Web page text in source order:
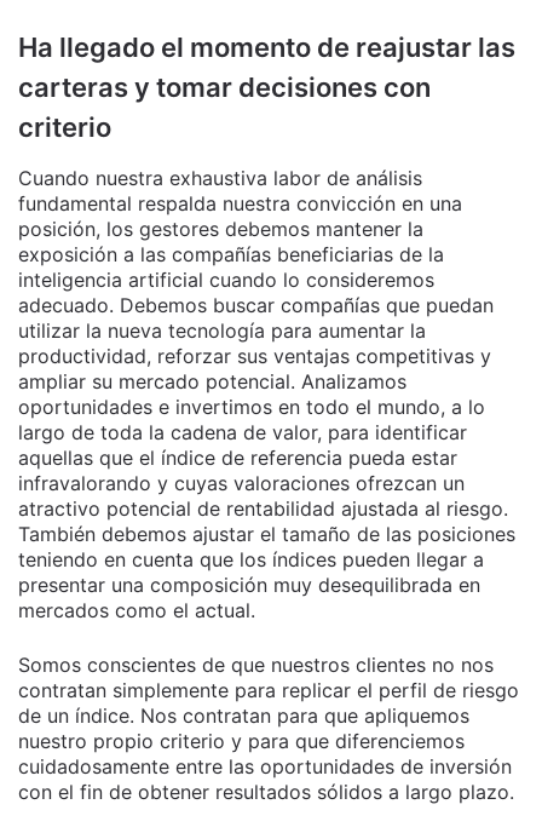
Ha llegado el momento de reajustar las
carteras y tomar decisiones con
criterio
Cuando nuestra exhaustiva labor de análisis
fundamental respalda nuestra convicción en una
posición, los gestores debemos mantener la
exposición a las compañías beneficiarias de la
inteligencia artificial cuando lo consideremos
adecuado. Debemos buscar compañías que puedan
utilizar la nueva tecnología para aumentar la
productividad, reforzar sus ventajas competitivas y
ampliar su mercado potencial. Analizamos
oportunidades e invertimos en todo el mundo, a lo
largo de toda la cadena de valor, para identificar
aquellas que el índice de referencia pueda estar
infravalorando y cuyas valoraciones ofrezcan un
atractivo potencial de rentabilidad ajustada al riesgo.
También debemos ajustar el tamaño de las posiciones
teniendo en cuenta que los índices pueden llegar a
presentar una composición muy desequilibrada en
mercados como el actual.
Somos conscientes de que nuestros clientes no nos
contratan simplemente para replicar el perfil de riesgo
de un índice. Nos contratan para que apliquemos
nuestro propio criterio y para que diferenciemos
cuidadosamente entre las oportunidades de inversión
con el fin de obtener resultados sólidos a largo plazo.